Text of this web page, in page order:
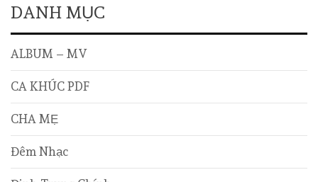
DANH MỤC
ALBUM – MV
CA KHÚC PDF
CHA MẸ
Đêm Nhạc